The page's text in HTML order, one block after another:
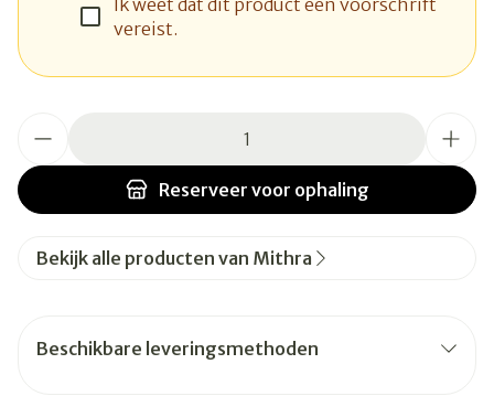
Ik weet dat dit product een voorschrift
vereist.
Reserveer voor ophaling
Bekijk alle producten van Mithra
Beschikbare leveringsmethoden